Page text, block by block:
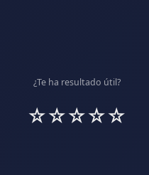
¿Te ha resultado útil?
☆☆☆☆☆